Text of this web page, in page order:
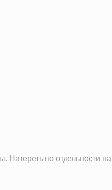
2.2 мгпо отдельности на